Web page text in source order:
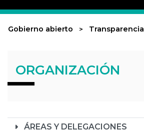
Gobierno abierto Transparencia
ORGANIZACIÓN
ÁREAS Y DELEGACIONES